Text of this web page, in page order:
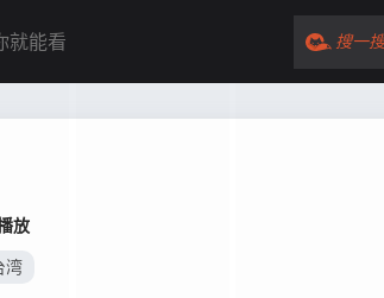
搜一搜
放
湾